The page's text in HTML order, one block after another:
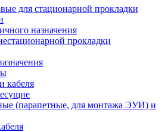
для стационарной прокладки
назначения
прокладки
кабеля
(парапетные, для монтажа ЭУИ) и